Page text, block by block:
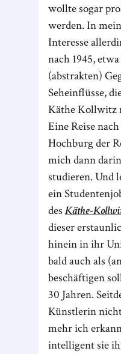
wollte sogar
werden. In
Interesse
nach 1945,
(abstrakten)
Seheinflüsse,
Käthe Kollwitz
Eine Reise
Hochburg der
mich dann
studieren. Und
ein
des Käthe-
dieser
hinein in ihr
bald auch als
beschäftigen
30 Jahren.
Künstlerin nicht
mehr ich
intelligent sie